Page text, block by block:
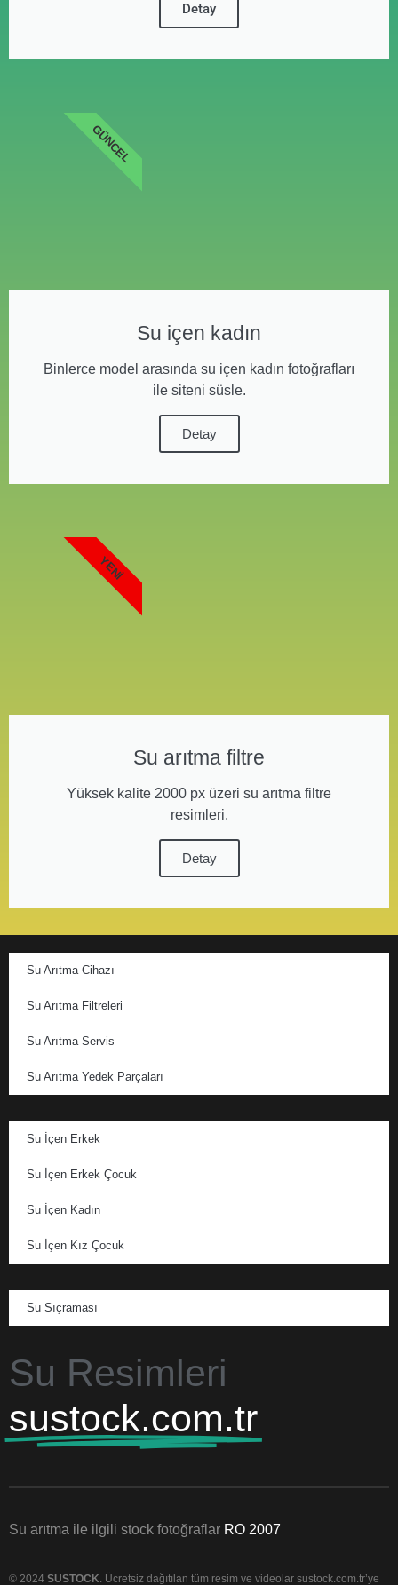
Detay
Su içen kadın
Binlerce model arasında su içen kadın fotoğrafları
ile siteni süsle.
Detay
GÜNCEL
Su arıtma filtre
Yüksek kalite 2000 px üzeri su arıtma filtre
resimleri.
Detay
YENI
Su Arıtma Cihazı
Su Arıtma Filtreleri
Su Arıtma Servis
Su Arıtma Yedek Parçaları
Su İçen Erkek
Su İçen Erkek Çocuk
Su İçen Kadın
Su İçen Kız Çocuk
Su Sıçraması
Su Resimleri
sustock.com.tr
Su arıtma ile ilgili stock fotoğraflar RO 2007
© 2024 SUSTOCK. Ücretsiz dağıtılan tüm resim ve videolar sustock.com.tr’ye